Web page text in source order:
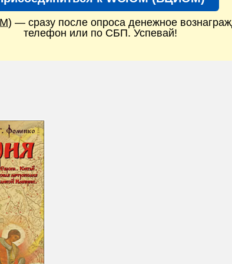
— сразу после опроса денежное
телефон или по СБП. Успевай!